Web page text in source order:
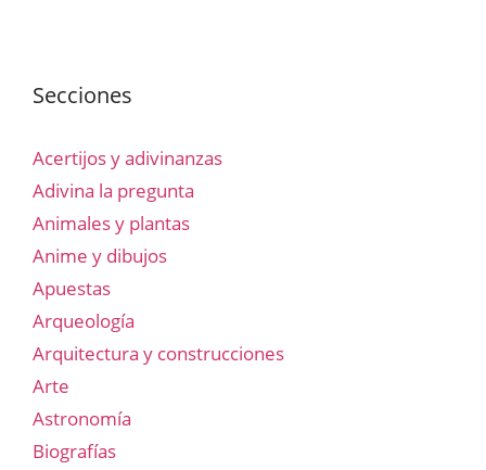
Secciones
Acertijos y adivinanzas
Adivina la pregunta
Animales y plantas
Anime y dibujos
Apuestas
Arqueología
Arquitectura y construcciones
Arte
Astronomía
Biografías